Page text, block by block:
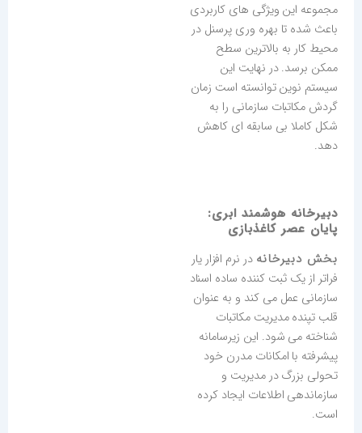
مجموعه این ویژگی های کاربردی
باعث شده تا بهره وری پرسنل در
محیط کار به بالاترین سطح
ممکن برسد. در نهایت این
سیستم نوین توانسته است زمان
گردش مکاتبات سازمانی را به
شکل کاملا بی سابقه ای کاهش
دهد.
دبیرخانه هوشمند ابری:
پایان عصر کاغذبازی
بخش دبیرخانه در نرم افزار یار
فراتر از یک ثبت کننده ساده اسناد
سازمانی عمل می کند و به عنوان
قلب تپنده مدیریت مکاتبات
شناخته می شود. این زیرسامانه
پیشرفته با امکانات مدرن خود
تحولی بزرگ در مدیریت و
سازماندهی اطلاعات ایجاد کرده
است.